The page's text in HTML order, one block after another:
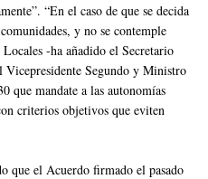
“En el caso de que se decida
y no se contemple
-ha añadido el Secretario
Segundo y Ministro
que mandate a las autonomías
criterios objetivos que eviten
que el Acuerdo firmado el pasado